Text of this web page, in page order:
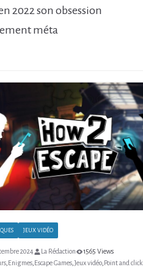
2022 son obsession
méta
JEUX VIDÉO
2024 La Rédaction
1565 Views
, Enigmes, Escape Games, Jeux vidéo, Point and click